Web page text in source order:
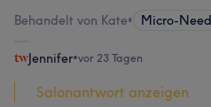
Behandelt von Kate• Micro-
Jennifer•vor 23 Tagen
Salonantwort anzeigen